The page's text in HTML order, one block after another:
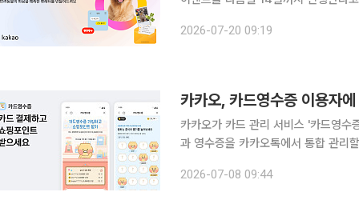
다. 이용자들이 일상에서 AI 기술을
2026-07-20 09:19
카카오, 카드영수증 이용자
카카오가 카드 관리 서비스 '카드영수
과 영수증을 카카오톡에서 통합 관리할
카드영수증은 별도 애플리케이션 설
2026-07-08 09:44